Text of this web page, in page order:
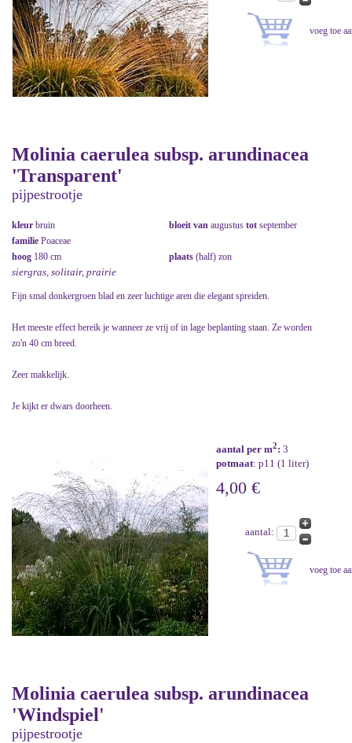
Molinia caerulea subsp. arundinacea
'Transparent'
pijpestrootje
kleur bruin bloeit van augustus tot september
familie Poaceae
hoog 180 cm plaats (half) zon
siergras, solitair, prairie
Fijn smal donkergroen blad en zeer luchtige aren die elegant spreiden.
Het meeste effect bereik je wanneer ze vrij of in lage beplanting staan. Ze worden
zo'n 40 cm breed.
Zeer makkelijk.
Je kijkt er dwars doorheen.
aantal per m2: 3
potmaat: p11 (1 liter)
4,00 €
aantal:
Molinia caerulea subsp. arundinacea
'Windspiel'
pijpestrootje